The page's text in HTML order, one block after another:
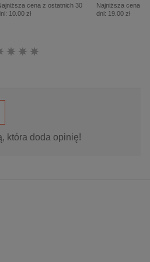
cena z ostatnich 30
10.00 zł
Najniższa cena z
dni: 19.00 zł
która doda opinię!